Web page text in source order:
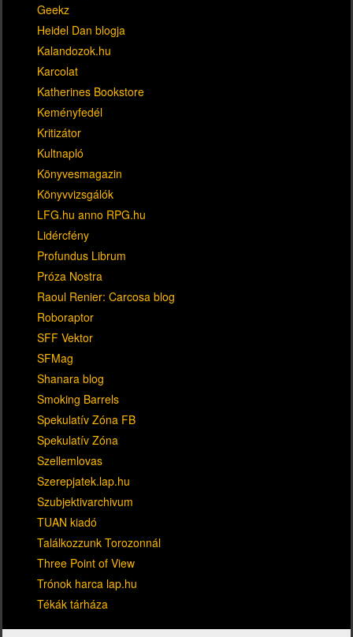
Geekz
Heidel Dan blogja
Kalandozok.hu
Karcolat
Katherines Bookstore
Keményfedél
Kritizátor
Kultnapló
Könyvesmagazin
Könyvvizsgálók
LFG.hu anno RPG.hu
Lidércfény
Profundus Librum
Próza Nostra
Raoul Renier: Carcosa blog
Roboraptor
SFF Vektor
SFMag
Shanara blog
Smoking Barrels
Spekulatív Zóna FB
Spekulatív Zóna
Szellemlovas
Szerepjatek.lap.hu
Szubjektivarchivum
TUAN kiadó
Találkozzunk Torozonnál
Three Point of View
Trónok harca lap.hu
Tékák tárháza